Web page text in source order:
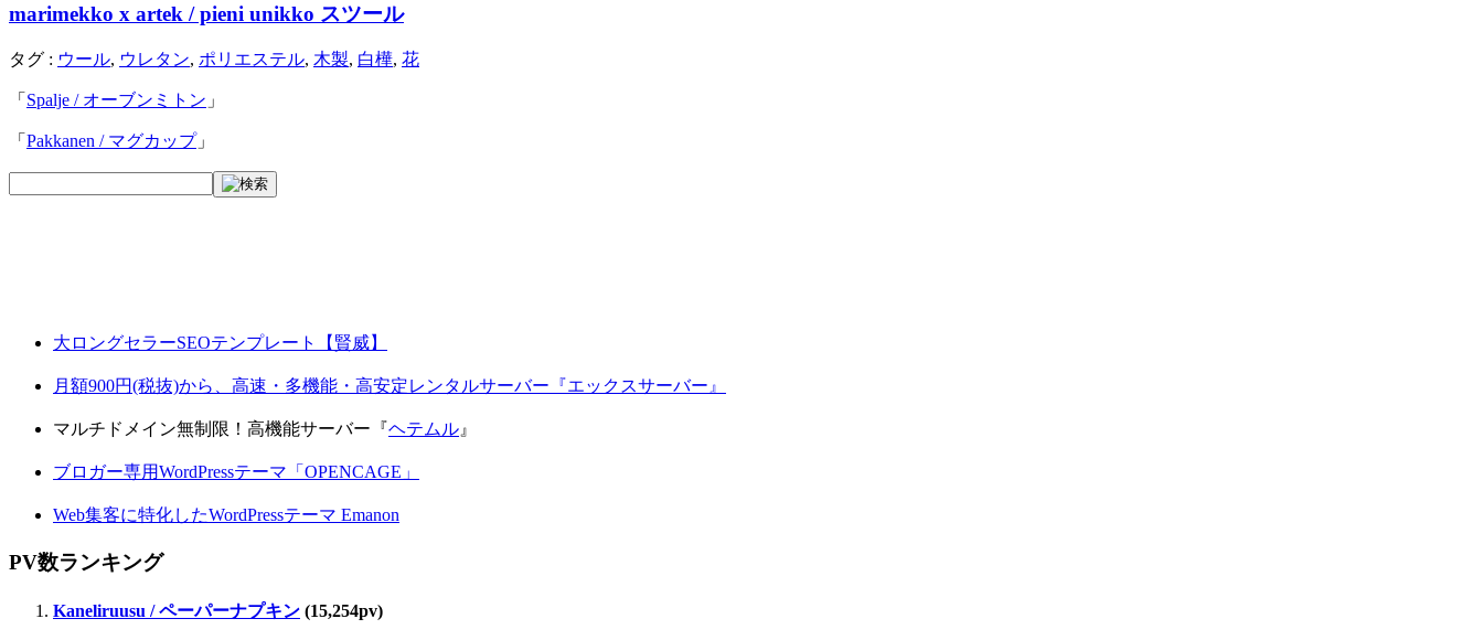
marimekko x artek / pieni unikko スツール
タグ : ウール, ウレタン, ポリエステル, 木製, 白樺, 花
「 Spalje / オーブンミトン 」
「 Pakkanen / マグカップ」
大ロングセラーSEOテンプレート【賢威】
月額900円(税抜)から、高速・多機能・高安定レンタルサーバー『エックスサーバー』
マルチドメイン無制限！高機能サーバー『ヘテムル 』
ブロガー専用WordPressテーマ「OPENCAGE」
Web集客に特化したWordPressテーマ Emanon
PV数ランキング
Kaneliruusu / ペーパーナプキン (15,254pv)